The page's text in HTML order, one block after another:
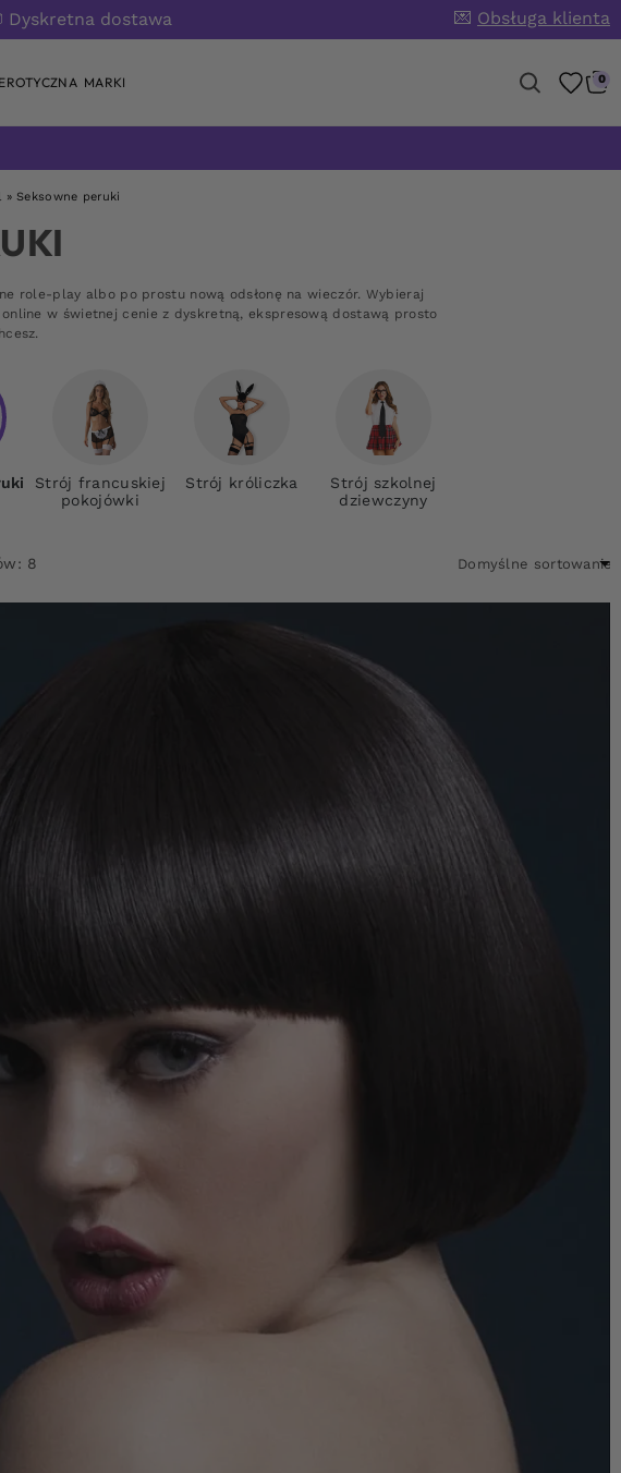
Dyskretna dostawa 💌 Obsługa klienta
MARKI 0
»Seksowne peruki
role-play albo po prostu nową odsłonę na wieczór. Wybieraj
w świetnej cenie z dyskretną, ekspresową dostawą prosto
Strój francuskiej
pokojówki
Strój króliczka
Strój szkolnej
dziewczyny
8